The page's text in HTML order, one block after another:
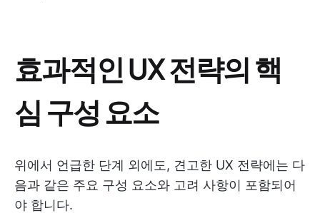
효과적인 UX 전략의 핵
심 구성 요소
위에서 언급한 단계 외에도, 견고한 UX 전략에는 다
음과 같은 주요 구성 요소와 고려 사항이 포함되어
야 합니다.